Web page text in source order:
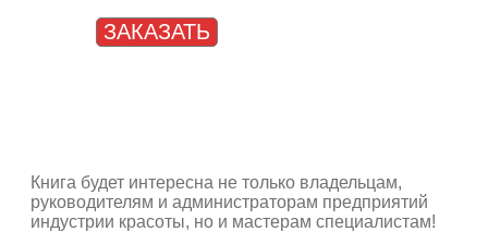
ЗАКАЗАТЬ
Книга будет интересна не только владельцам,
руководителям и администраторам предприятий
индустрии красоты, но и мастерам специалистам!